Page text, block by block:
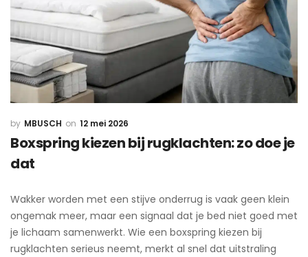
MBUSCH 12 mei 2026
Boxspring kiezen bij rugklachten: zo doe je
dat
Wakker worden met een stijve onderrug is vaak geen klein
ongemak meer, maar een signaal dat je bed niet goed met
je lichaam samenwerkt. Wie een boxspring kiezen bij
rugklachten serieus neemt, merkt al snel dat uitstraling